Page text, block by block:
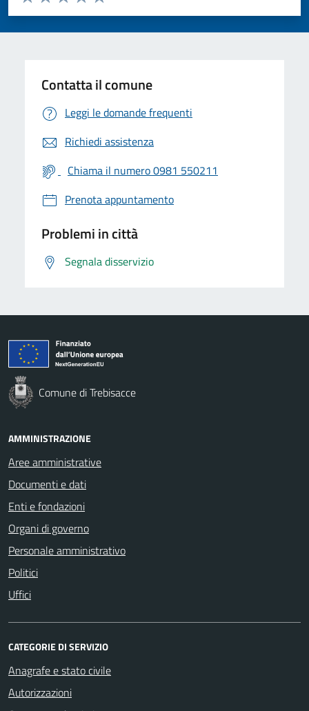
Valuta 5 stelle su 5
Valuta 4 stelle su 5
Valuta 3 stelle su 5
Valuta 2 stelle su 5
Valuta 1 stelle su 5
Contatta il comune
Leggi le domande frequenti
Richiedi assistenza
Chiama il numero 0981 550211
Prenota appuntamento
Problemi in città
Segnala disservizio
Comune di Trebisacce
AMMINISTRAZIONE
Aree amministrative
Documenti e dati
Enti e fondazioni
Organi di governo
Personale amministrativo
Politici
Uffici
CATEGORIE DI SERVIZIO
Anagrafe e stato civile
Autorizzazioni